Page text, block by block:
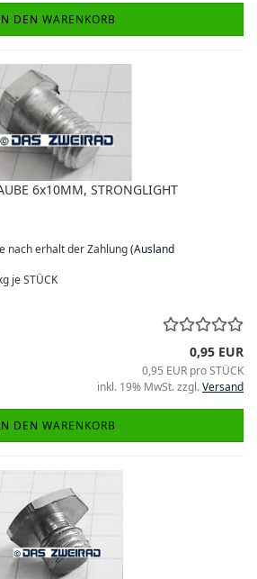
DEN WARENKORB
6x10MM, STRONGLIGHT
nach erhalt der Zahlung(Ausland
je STÜCK
0,95 EUR
0,95 EUR pro STÜCK
inkl. 19% MwSt. zzgl.Versand
DEN WARENKORB